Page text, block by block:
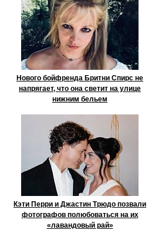
Нового бойфренда Бритни Спирс не
напрягает, что она светит на улице
нижним бельем
Кэти Перри и Джастин Трюдо позвали
фотографов полюбоваться на их
«лавандовый рай»